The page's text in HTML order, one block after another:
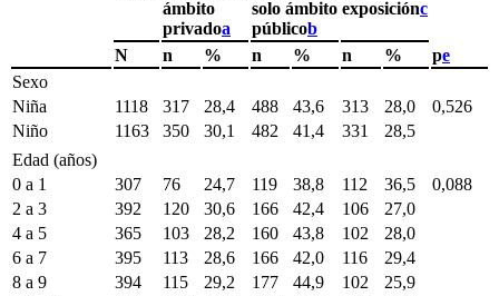
ámbito
privadoa
solo ámbito
públicob
exposiciónc
N n % n % n % pe
Sexo
Niña
1118 317 28,4 488 43,6 313 28,0
0,526
Niño
1163 350 30,1 482 41,4 331
28,5
Edad (años)
0 a 1
307 76 24,7 119 38,8 112 36,5
0,088
2 a 3
392 120 30,6 166 42,4 106
27,0
4 a 5
365 103 28,2 160 43,8 102
28,0
6 a 7
395 113 28,6 166 42,0 116
29,4
8 a 9
394 115 29,2 177 44,9 102
25,9